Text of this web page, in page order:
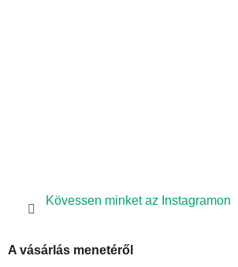
Kövessen minket az Instagramon
A vásárlás menetéről